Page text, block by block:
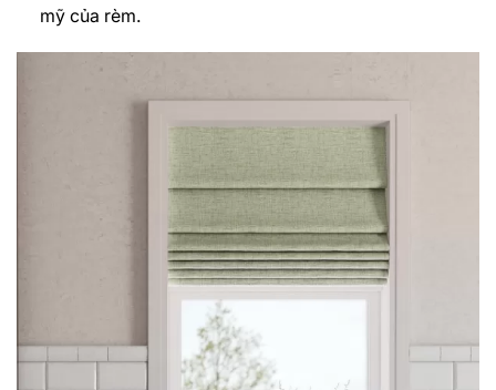
mỹ của rèm.